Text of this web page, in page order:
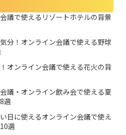
議で使えるリゾートホテルの背景
分！オンライン会議で使える野球
オンライン会議で使える花火の背
議・オンライン飲み会で使える夏
選
日に使えるオンライン会議で使え
選